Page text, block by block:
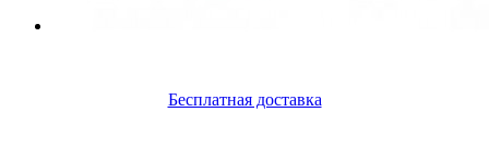
Бесплатная доставка